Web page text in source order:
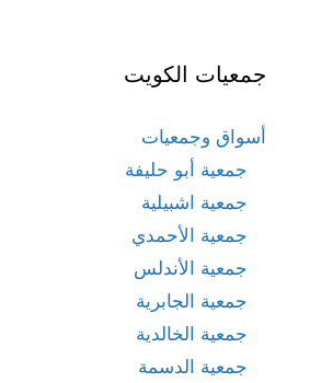
جمعيات الكويت
أسواق وجمعيات
جمعية أبو حليفة
جمعية اشبيلية
جمعية الأحمدي
جمعية الأندلس
جمعية الجابرية
جمعية الخالدية
جمعية الدسمة